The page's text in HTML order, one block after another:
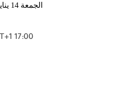
الجمعة 14 يناير 2022
17:00 GMT+1